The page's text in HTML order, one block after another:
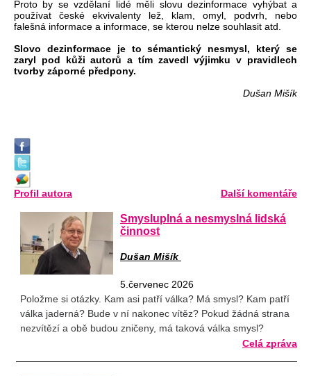
Proto by se vzdělaní lidé měli slovu dezinformace vyhýbat a
používat české ekvivalenty lež, klam, omyl, podvrh, nebo
falešná informace a informace, se kterou nelze souhlasit atd.
Slovo dezinformace je to sémantický nesmysl, který se
zaryl pod kůži autorů a tím zavedl výjimku v pravidlech
tvorby záporné předpony.
Dušan Mišík
Profil autora Další komentáře
Smysluplná a nesmyslná lidská
činnost
Dušan Mišík
5.červenec 2026
Položme si otázky. Kam asi patří válka? Má smysl? Kam patří
válka jaderná? Bude v ní nakonec vítěz? Pokud žádná strana
nezvítězí a obě budou zničeny, má taková válka smysl?
Celá zpráva